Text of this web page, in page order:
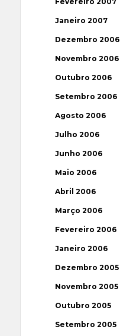
Janeiro 2007
Dezembro 2006
Novembro 2006
Outubro 2006
Setembro 2006
Agosto 2006
Julho 2006
Junho 2006
Maio 2006
Abril 2006
Março 2006
Fevereiro 2006
Janeiro 2006
Dezembro 2005
Novembro 2005
Outubro 2005
Setembro 2005